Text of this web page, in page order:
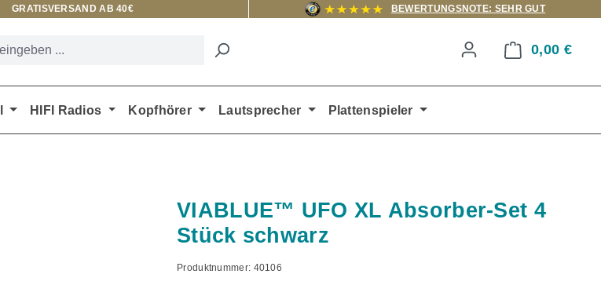
GRATISVERSAND AB 40€ BEWERTUNGSNOTE: SEHR GUT
0,00 €
HIFI Radios Kopfhörer Lautsprecher Plattenspieler
VIABLUE™ UFO XL Absorber-Set 4
Stück schwarz
Produktnummer: 40106